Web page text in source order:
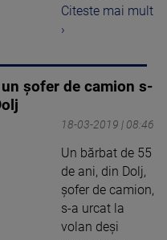
Citeste mai mult
›
șofer de camion s-
18-03-2019 | 08:46
Un bărbat de 55
de ani, din Dolj,
şofer de camion,
s-a urcat la
volan deşi